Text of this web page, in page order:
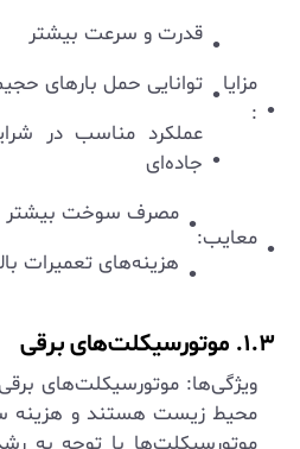
مزایا
:
قدرت و سرعت بیشتر
توانایی حمل بارهای
عملکرد مناسب در
جاده‌ای
معایب:
مصرف سوخت بیشتر
هزینه‌های تعمیرات
۱.۳. موتورسیکلت‌های برقی
ویژگی‌ها: موتورسیکلت‌های
محیط زیست هستند و هزینه